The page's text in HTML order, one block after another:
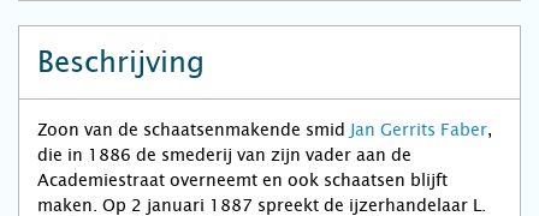
Beschrijving
Zoon van de schaatsenmakende smid Jan Gerrits Faber,
die in 1886 de smederij van zijn vader aan de
Academiestraat overneemt en ook schaatsen blijft
maken. Op 2 januari 1887 spreekt de ijzerhandelaar L.